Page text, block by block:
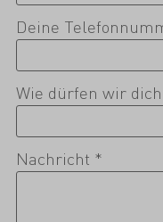
Deine
Wie dürfen wir
Nachricht *